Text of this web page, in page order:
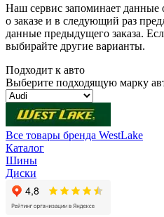
Наш сервис запоминает данные
о заказе и в следующий раз
данные предыдущего заказа.
выбирайте другие варианты.
Подходит к авто
Выберите подходящую марку
Все товары бренда WestLake
Каталог
Шины
Диски